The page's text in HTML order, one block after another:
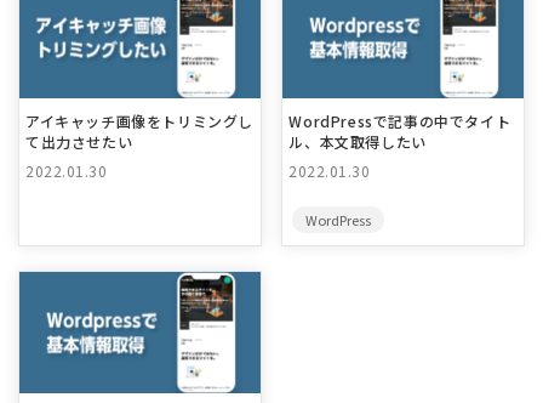
アイキャッチ画像をトリミングし
て出力させたい
2022.01.30
WordPressで記事の中でタイト
ル、本文取得したい
2022.01.30
WordPress